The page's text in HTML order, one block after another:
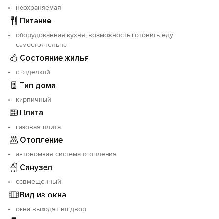
парикмахерские, кафе, рестораны, пиццерия и т. д.
Стоянка для машин перед двором.
неохраняемая
Питание
оборудованная кухня, возможность готовить еду
самостоятельно
Состояние жилья
с отделкой
Тип дома
кирпичный
Плита
газовая плита
Отопление
автономная система отопления
Санузел
совмещенный
Вид из окна
окна выходят во двор